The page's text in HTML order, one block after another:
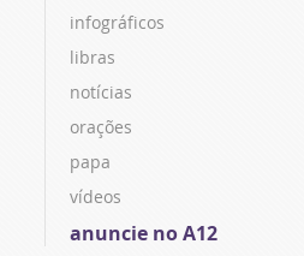
infográficos
libras
notícias
orações
papa
vídeos
anuncie no A12